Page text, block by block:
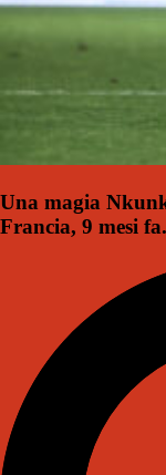
Una magia
Francia, 9 mesi